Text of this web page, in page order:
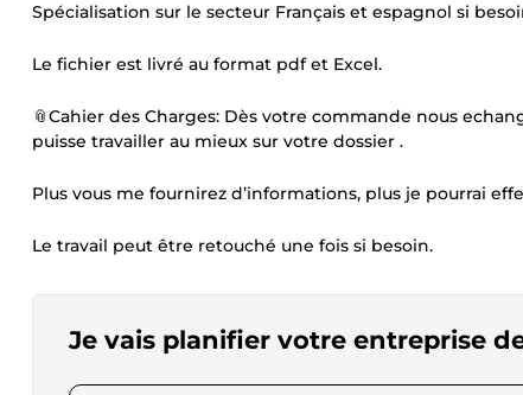
Spécialisation sur le secteur Français et espagnol si
Le fichier est livré au format pdf et Excel.
📎Cahier des Charges: Dès votre commande nous
puisse travailler au mieux sur votre dossier .
Plus vous me fournirez d’informations, plus je pourrai
Le travail peut être retouché une fois si besoin.
Je vais planifier votre entreprise